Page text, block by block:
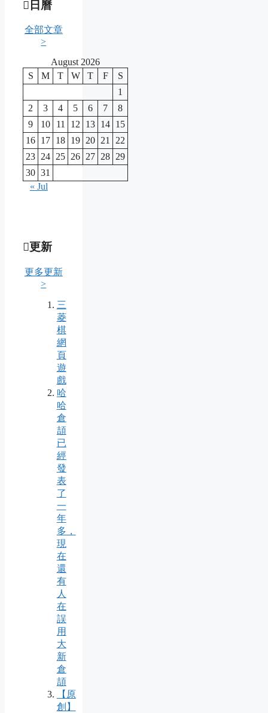
日曆
全部文章
>
August 2026
S
M T W T F
S
1
2
3 4 5 6 7
8
9
10 11 12 13 14 15
16 17 18 19 20 21
22
23 24 25 26 27 28 29
30 31
« Jul
更新
更多更新
>
三
菱
棋
網
頁
遊
戲
哈
哈
倉
頡
已
經
發
表
了
一
年
多，
現
在
還
有
人
在
誤
用
大
新
倉
頡
【原
創】